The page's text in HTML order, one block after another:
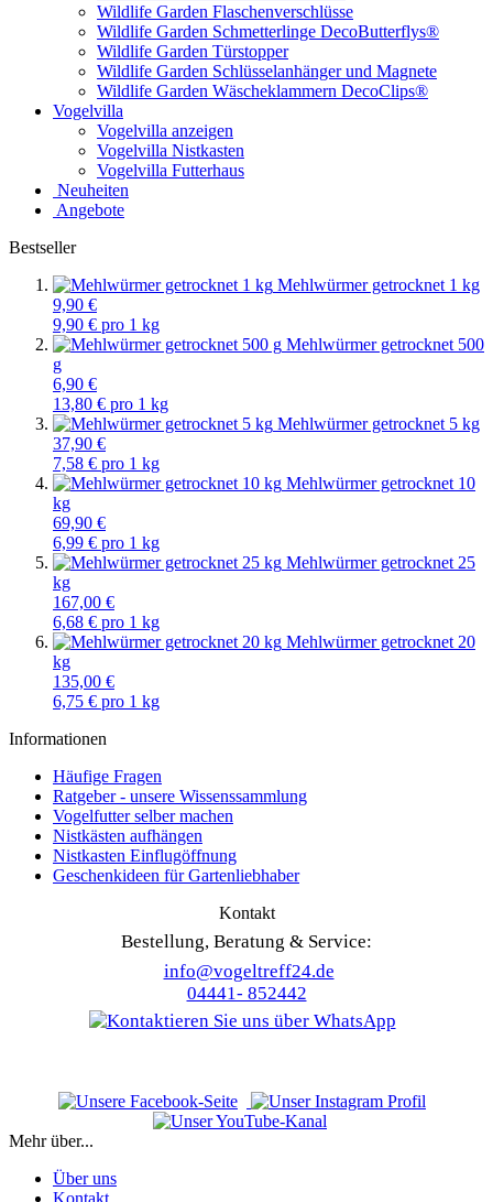
Wildlife Garden Flaschenverschlüsse
Wildlife Garden Schmetterlinge DecoButterflys®
Wildlife Garden Türstopper
Wildlife Garden Schlüsselanhänger und Magnete
Wildlife Garden Wäscheklammern DecoClips®
Vogelvilla
Vogelvilla anzeigen
Vogelvilla Nistkasten
Vogelvilla Futterhaus
Neuheiten
Angebote
Bestseller
Mehlwürmer getrocknet 1 kg
9,90 €
9,90 € pro 1 kg
Mehlwürmer getrocknet 500
g
6,90 €
13,80 € pro 1 kg
Mehlwürmer getrocknet 5 kg
37,90 €
7,58 € pro 1 kg
Mehlwürmer getrocknet 10
kg
69,90 €
6,99 € pro 1 kg
Mehlwürmer getrocknet 25
kg
167,00 €
6,68 € pro 1 kg
Mehlwürmer getrocknet 20
kg
135,00 €
6,75 € pro 1 kg
Informationen
Häufige Fragen
Ratgeber - unsere Wissenssammlung
Vogelfutter selber machen
Nistkästen aufhängen
Nistkasten Einflugöffnung
Geschenkideen für Gartenliebhaber
Kontakt
Bestellung, Beratung & Service:
info@vogeltreff24.de
04441- 852442
Mehr über...
Über uns